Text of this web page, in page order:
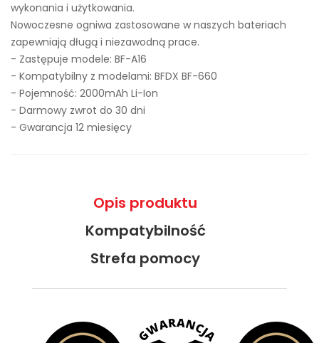
wykonania i użytkowania.
Nowoczesne ogniwa zastosowane w naszych bateriach
zapewniają długą i niezawodną prace.
- Zastępuje modele: BF-A16
- Kompatybilny z modelami: BFDX BF-660
- Pojemność: 2000mAh Li-Ion
- Darmowy zwrot do 30 dni
- Gwarancja 12 miesięcy
Opis produktu
Kompatybilność
Strefa pomocy